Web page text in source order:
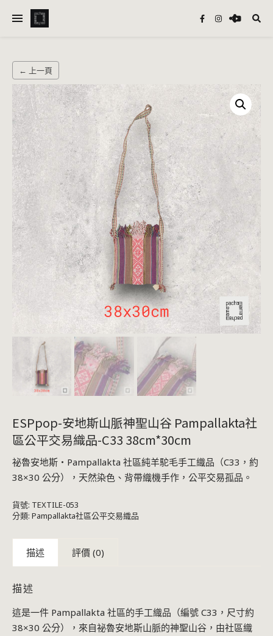
← 上一頁
ESPpop-安地斯山脈神聖山谷 Pampallakta社
區公平交易織品-C33 38cm*30cm
祕魯安地斯・Pampallakta 社區純羊駝毛手工織品（C33，約
38×30 公分），天然染色、背帶織機手作，公平交易孤品。
貨號: TEXTILE-053
分類: Pampallakta社區公平交易織品
描述 評價 (0)
描述
這是一件 Pampallakta 社區的手工織品（編號 C33，尺寸約
38×30 公分），來自祕魯安地斯山脈的神聖山谷，由社區織